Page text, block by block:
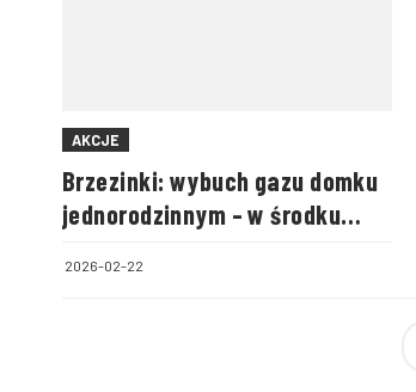
AKCJE
Brzezinki: wybuch gazu domku
jednorodzinnym – w środku
2026-02-22